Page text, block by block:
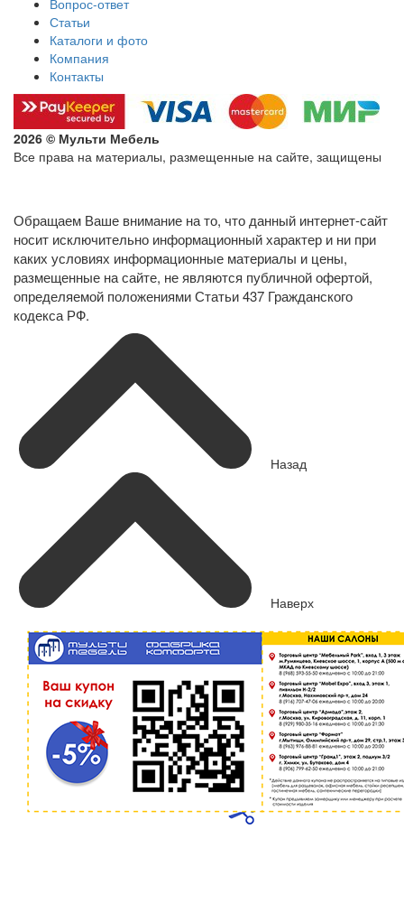
Вопрос-ответ
Статьи
Каталоги и фото
Компания
Контакты
2026 © Мульти Мебель
Все права на материалы, размещенные на сайте, защищены
Обращаем Ваше внимание на то, что данный интернет-сайт
носит исключительно информационный характер и ни при
каких условиях информационные материалы и цены,
размещенные на сайте, не являются публичной офертой,
определяемой положениями Статьи 437 Гражданского
кодекса РФ.
Назад
Наверх